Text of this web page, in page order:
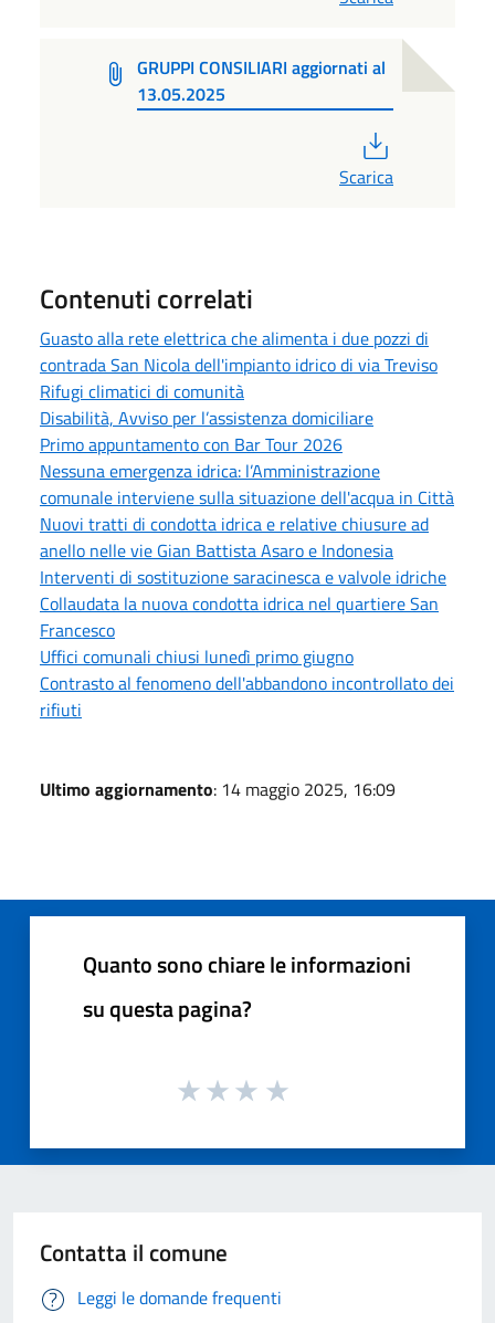
GRUPPI CONSILIARI aggiornati al
13.05.2025
Scarica
Contenuti correlati
Guasto alla rete elettrica che alimenta i due pozzi di
contrada San Nicola dell'impianto idrico di via Treviso
Rifugi climatici di comunità
Disabilità, Avviso per l’assistenza domiciliare
Primo appuntamento con Bar Tour 2026
Nessuna emergenza idrica: l’Amministrazione
comunale interviene sulla situazione dell'acqua in Città
Nuovi tratti di condotta idrica e relative chiusure ad
anello nelle vie Gian Battista Asaro e Indonesia
Interventi di sostituzione saracinesca e valvole idriche
Collaudata la nuova condotta idrica nel quartiere San
Francesco
Uffici comunali chiusi lunedì primo giugno
Contrasto al fenomeno dell'abbandono incontrollato dei
rifiuti
Ultimo aggiornamento: 14 maggio 2025, 16:09
Quanto sono chiare le informazioni
su questa pagina?
Contatta il comune
Leggi le domande frequenti